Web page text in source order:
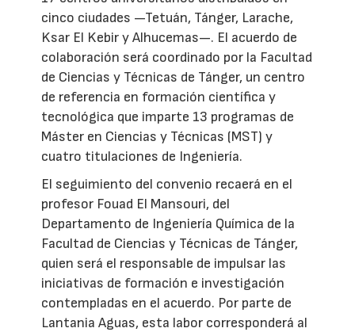
cinco ciudades —Tetuán, Tánger, Larache,
Ksar El Kebir y Alhucemas—. El acuerdo de
colaboración será coordinado por la Facultad
de Ciencias y Técnicas de Tánger, un centro
de referencia en formación científica y
tecnológica que imparte 13 programas de
Máster en Ciencias y Técnicas (MST) y
cuatro titulaciones de Ingeniería.
El seguimiento del convenio recaerá en el
profesor Fouad El Mansouri, del
Departamento de Ingeniería Química de la
Facultad de Ciencias y Técnicas de Tánger,
quien será el responsable de impulsar las
iniciativas de formación e investigación
contempladas en el acuerdo. Por parte de
Lantania Aguas, esta labor corresponderá al